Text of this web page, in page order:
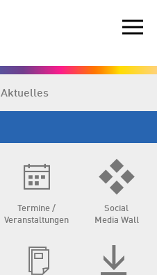
Aktuelles
Termine /
Veranstaltungen
Social
Media Wall